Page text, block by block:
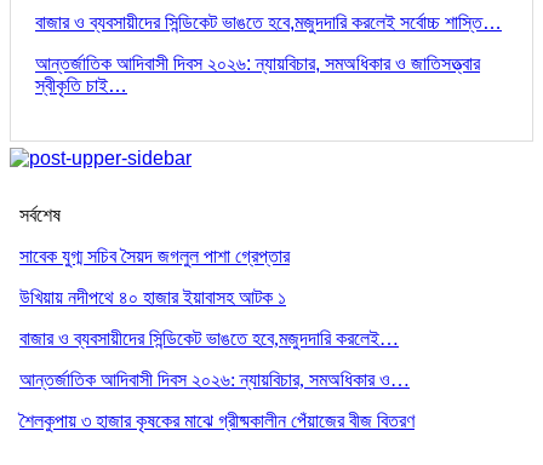
বাজার ও ব্যবসায়ীদের সিন্ডিকেট ভাঙতে হবে,মজুদদারি করলেই সর্বোচ্চ শাস্তি…
আন্তর্জাতিক আদিবাসী দিবস ২০২৬: ন্যায়বিচার, সমঅধিকার ও জাতিসত্ত্বার
স্বীকৃতি চাই…
সর্বশেষ
সাবেক যুগ্ম সচিব সৈয়দ জগলুল পাশা গ্রেপ্তার
উখিয়ায় নদীপথে ৪০ হাজার ইয়াবাসহ আটক ১
বাজার ও ব্যবসায়ীদের সিন্ডিকেট ভাঙতে হবে,মজুদদারি করলেই…
আন্তর্জাতিক আদিবাসী দিবস ২০২৬: ন্যায়বিচার, সমঅধিকার ও…
শৈলকুপায় ৩ হাজার কৃষকের মাঝে গ্রীষ্মকালীন পেঁয়াজের বীজ বিতরণ